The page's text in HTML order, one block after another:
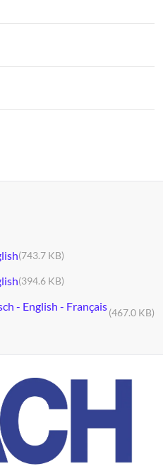
(743.7 KB)
(394.6 KB)
- English - Français(467.0 KB)